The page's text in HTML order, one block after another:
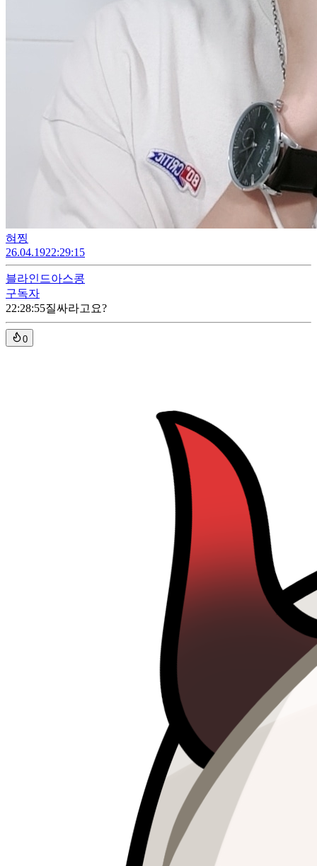
혀찡
26.04.1922:29:15
블라인드아스콩
구독자
22:28:55질싸라고요?
0